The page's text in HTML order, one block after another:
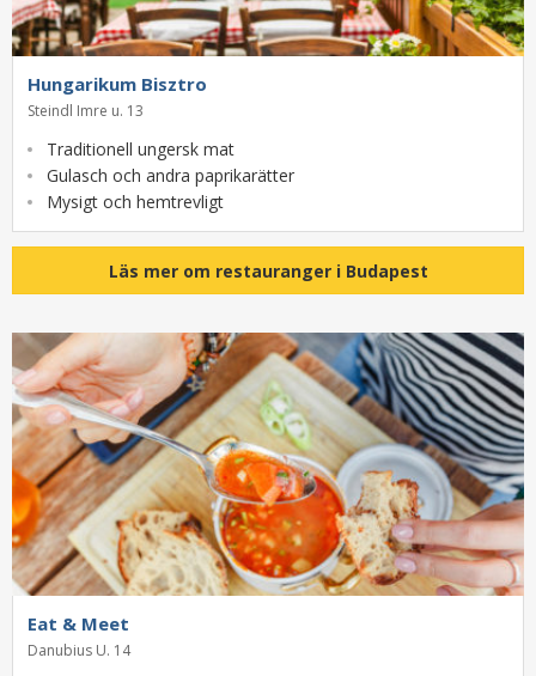
Hungarikum Bisztro
Steindl Imre u. 13
Traditionell ungersk mat
Gulasch och andra paprikarätter
Mysigt och hemtrevligt
Läs mer om restauranger i Budapest
Eat & Meet
Danubius U. 14